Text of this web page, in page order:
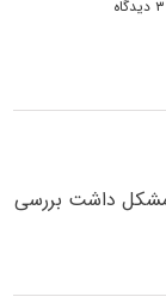
۳ دیدگاه
مشکل داشت بررسی